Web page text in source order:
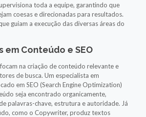
toda a equipe, garantindo que
coesas e direcionadas para resultados.
guiam a execução das diversas áreas do
em Conteúdo e SEO
na criação de conteúdo relevante e
de busca. Um especialista em
em SEO (Search Engine Optimization)
seja encontrado organicamente,
palavras-chave, estrutura e autoridade. Já
como o Copywriter, produz textos